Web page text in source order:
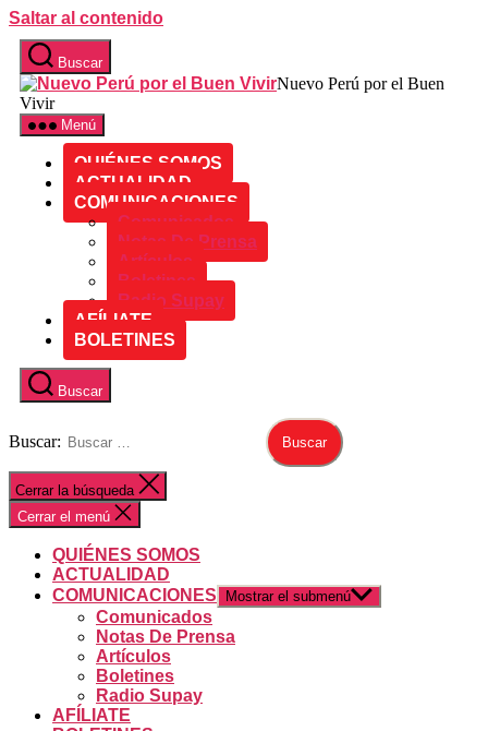
Saltar al contenido
Buscar
Nuevo Perú por el Buen
Vivir
Menú
QUIÉNES SOMOS
ACTUALIDAD
COMUNICACIONES
Comunicados
Notas De Prensa
Artículos
Boletines
Radio Supay
AFÍLIATE
BOLETINES
Buscar
Buscar:
Cerrar la búsqueda
Cerrar el menú
QUIÉNES SOMOS
ACTUALIDAD
COMUNICACIONES
Mostrar el submenú
Comunicados
Notas De Prensa
Artículos
Boletines
Radio Supay
AFÍLIATE